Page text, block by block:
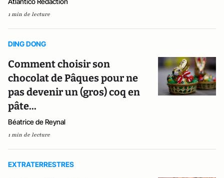
1 min de lecture
DING DONG
Comment choisir son
chocolat de Pâques pour ne
pas devenir un (gros) coq en
pâte...
Béatrice de Reynal
1 min de lecture
EXTRATERRESTRES